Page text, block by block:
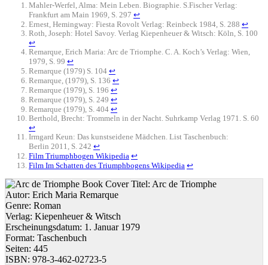
Mahler-Werfel, Alma: Mein Leben. Biographie. S.Fischer Verlag:
Frankfurt am Main 1969, S. 297 ↩
Ernest, Hemingway: Fiesta Rovolt Verlag: Reinbeck 1984, S. 288 ↩
Roth, Joseph: Hotel Savoy. Verlag Kiepenheuer & Witsch: Köln, S. 100
↩
Remarque, Erich Maria: Arc de Triomphe. C. A. Koch’s Verlag: Wien,
1979, S. 99 ↩
Remarque (1979) S. 104 ↩
Remarque, (1979), S. 136 ↩
Remarque (1979), S. 196 ↩
Remarque (1979), S. 249 ↩
Remarque (1979), S. 404 ↩
Berthold, Brecht: Trommeln in der Nacht. Suhrkamp Verlag 1971. S. 60
↩
Irmgard Keun: Das kunstseidene Mädchen. List Taschenbuch:
Berlin 2011, S. 242 ↩
Film Triumphbogen Wikipedia ↩
Film Im Schatten des Triumphbogens Wikipedia ↩
Titel: Arc de Triomphe
Autor: Erich Maria Remarque
Genre: Roman
Verlag: Kiepenheuer & Witsch
Erscheinungsdatum: 1. Januar 1979
Format: Taschenbuch
Seiten: 445
ISBN: 978-3-462-02723-5